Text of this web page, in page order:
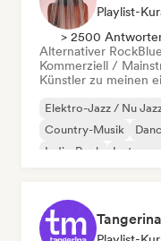
Playlist-
> 2500
Alternativer Rock
Kommerziell /
Künstler zu meinen
Elektro-Jazz / Nu
Country-Musik
Indie-Rock